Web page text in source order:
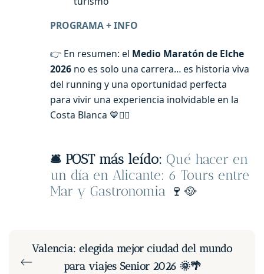
PROGRAMA + INFO
👉 En resumen: el Medio Maratón de Elche
2026 no es solo una carrera… es historia viva
del running y una oportunidad perfecta
para vivir una experiencia inolvidable en la
Costa Blanca 💙🏃‍♂️
🛎️ POST más leído: Qué hacer en
un día en Alicante: 6 Tours entre
Mar y Gastronomia 🍷🥘
Valencia: elegida mejor ciudad del mundo
para viajes Senior 2026 🌞🌴